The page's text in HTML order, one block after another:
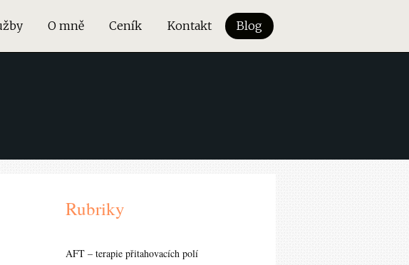
O mně Ceník Kontakt Blog
Rubriky
AFT – terapie přitahovacích polí